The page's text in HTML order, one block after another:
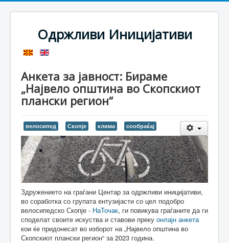
Одржливи Иницијативи
Анкета за јавност: Бираме
„Највело општина во Скопскиот
плански регион“
велосипед Скопје клима сообраќај
Здружението на граѓани Центар за одржливи иницијативи,
во соработка со групата ентузијасти со цел подобро
велосипедско Скопје - НаТочак, ги повикува граѓаните да ги
споделат своите искуства и ставови преку онлајн анкета
кои ќе придонесат во изборот на „Највело општина во
Скопскиот плански регион“ за 2023 година.